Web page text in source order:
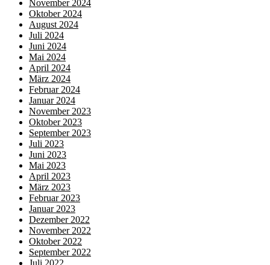
November 2024
Oktober 2024
August 2024
Juli 2024
Juni 2024
Mai 2024
April 2024
März 2024
Februar 2024
Januar 2024
November 2023
Oktober 2023
September 2023
Juli 2023
Juni 2023
Mai 2023
April 2023
März 2023
Februar 2023
Januar 2023
Dezember 2022
November 2022
Oktober 2022
September 2022